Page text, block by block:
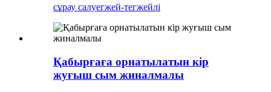
сұрау салуегжей-тегжейлі
Қабырғаға орнатылатын кір
жуғыш сым жиналмалы